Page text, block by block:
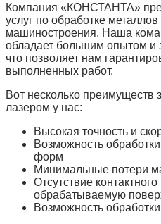
Компания «КОНСТАНТА»
услуг по обработке
машиностроения. Наша
обладает большим опытом и
что позволяет нам
выполненных работ.
Вот несколько преимуществ
лазером у нас:
Высокая точность и
Возможность
форм
Минимальные потери
Отсутствие
обрабатываемую
Возможность